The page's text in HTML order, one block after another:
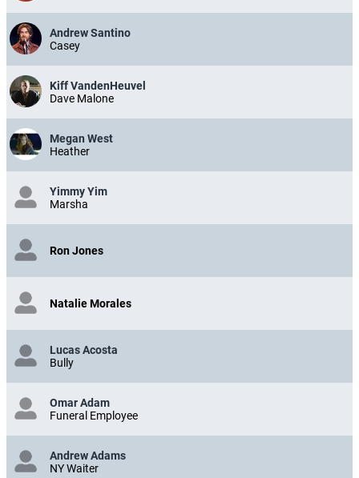
Andrew Santino
Casey
Kiff VandenHeuvel
Dave Malone
Megan West
Heather
Yimmy Yim
Marsha
Ron Jones
Natalie Morales
Lucas Acosta
Bully
Omar Adam
Funeral Employee
Andrew Adams
NY Waiter